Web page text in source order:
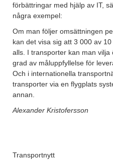
förbättringar med hjälp av IT,
några exempel:
Om man följer omsättningen
kan det visa sig att 3 000 av
alls. I transporter kan man
grad av måluppfyllelse för
Och i internationella
transporter via en flygplats
annan.
Alexander Kristofersson
Transportnytt